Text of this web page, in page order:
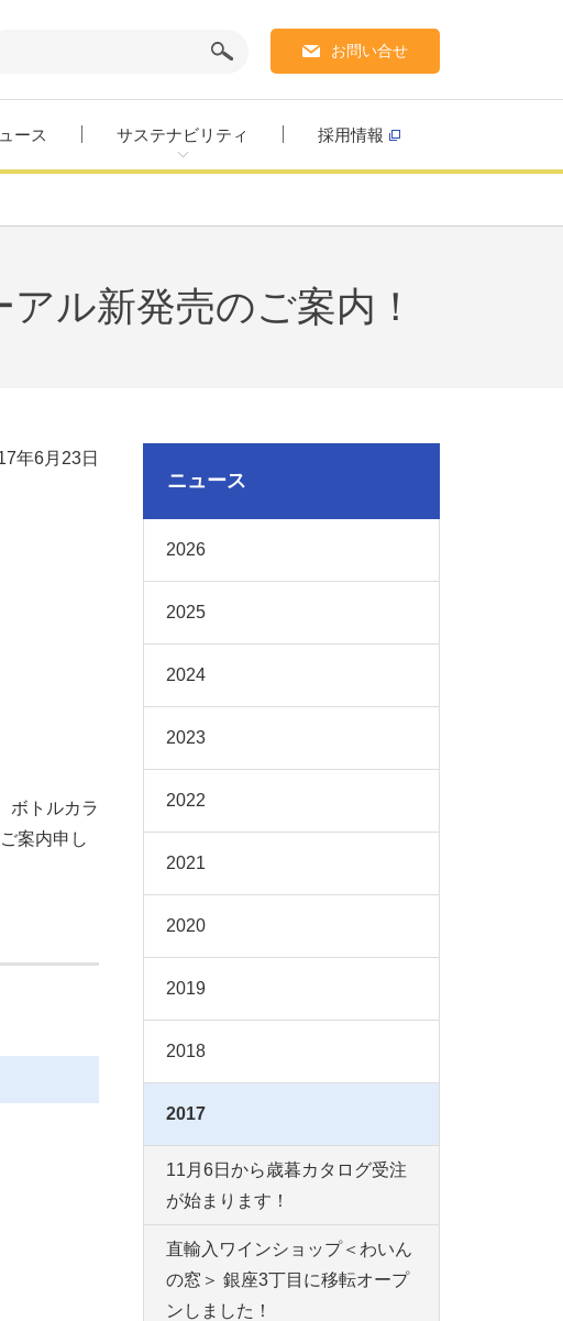
ース サステナビリティ 採用情報
お問い合せ
ル新発売のご案内！
年6月23日
ボトルカラ
案内申し
ニュース
2026
2025
2024
2023
2022
2021
2020
2019
2018
2017
11月6日から歳暮カタログ受注
が始まります！
直輸入ワインショップ＜わいん
の窓＞ 銀座3丁目に移転オープ
ンしました！